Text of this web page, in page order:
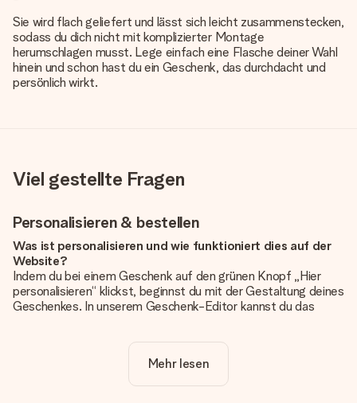
Sie wird flach geliefert und lässt sich leicht zusammenstecken,
sodass du dich nicht mit komplizierter Montage
herumschlagen musst. Lege einfach eine Flasche deiner Wahl
hinein und schon hast du ein Geschenk, das durchdacht und
persönlich wirkt.
Viel gestellte Fragen
Personalisieren & bestellen
Was ist personalisieren und wie funktioniert dies auf der
Website?
Indem du bei einem Geschenk auf den grünen Knopf „Hier
personalisieren“ klickst, beginnst du mit der Gestaltung deines
Geschenkes. In unserem Geschenk-Editor kannst du das
noch eines unserer angebotenen Designs, um deinem
Geschenk die perfekte Ausstrahlung zu verleihen.
Mehr lesen